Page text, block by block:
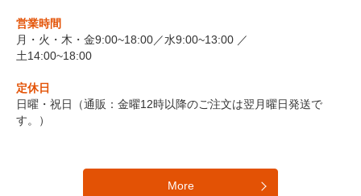
営業時間
月・火・木・金9:00~18:00／水9:00~13:00 ／
土14:00~18:00
定休日
日曜・祝日（通販：金曜12時以降のご注文は翌月曜日発送で
す。）
More